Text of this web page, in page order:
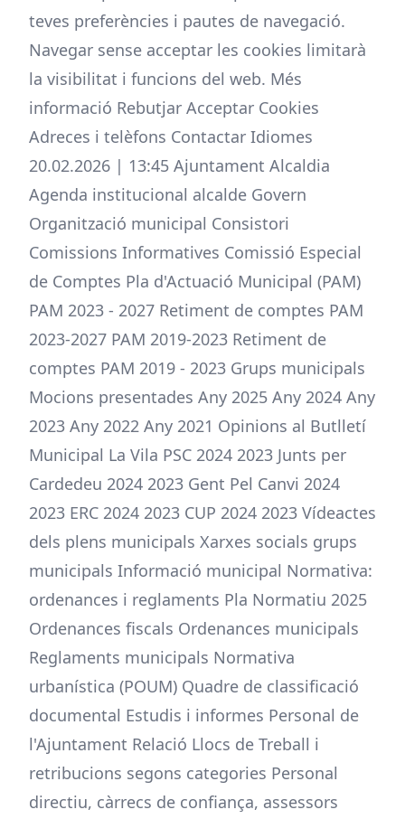
teves preferències i pautes de navegació.
Navegar sense acceptar les cookies limitarà
la visibilitat i funcions del web. Més
informació Rebutjar Acceptar Cookies
Adreces i telèfons Contactar Idiomes
20.02.2026 | 13:45 Ajuntament Alcaldia
Agenda institucional alcalde Govern
Organització municipal Consistori
Comissions Informatives Comissió Especial
de Comptes Pla d'Actuació Municipal (PAM)
PAM 2023 - 2027 Retiment de comptes PAM
2023-2027 PAM 2019-2023 Retiment de
comptes PAM 2019 - 2023 Grups municipals
Mocions presentades Any 2025 Any 2024 Any
2023 Any 2022 Any 2021 Opinions al Butlletí
Municipal La Vila PSC 2024 2023 Junts per
Cardedeu 2024 2023 Gent Pel Canvi 2024
2023 ERC 2024 2023 CUP 2024 2023 Vídeactes
dels plens municipals Xarxes socials grups
municipals Informació municipal Normativa:
ordenances i reglaments Pla Normatiu 2025
Ordenances fiscals Ordenances municipals
Reglaments municipals Normativa
urbanística (POUM) Quadre de classificació
documental Estudis i informes Personal de
l'Ajuntament Relació Llocs de Treball i
retribucions segons categories Personal
directiu, càrrecs de confiança, assessors